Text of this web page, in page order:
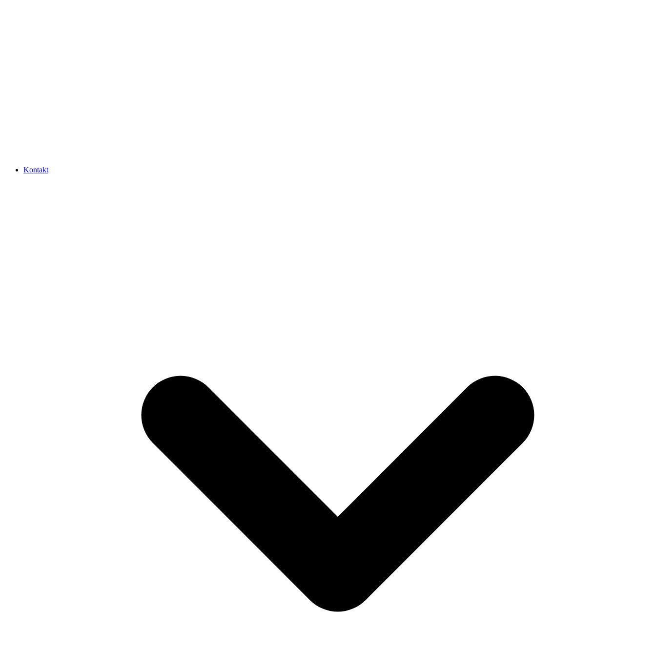
Kontakt